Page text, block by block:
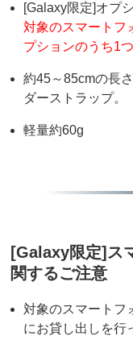
[Galaxy限定]オプ
対象のスマートフ
プションのうち1
約45～85cmの長
ダーストラップ。
軽量約60g
[Galaxy限定]ス
関するご注意
対象のスマートフ
にお貸し出しを行